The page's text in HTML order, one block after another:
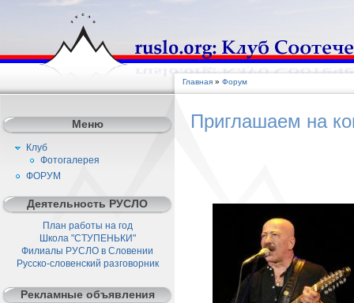
Главная » Форум
Приглашаем на
Меню
Клуб
Фотогалерея
ФОРУМ
Деятельность РУСЛО
План работы на год
Школа "СТУПЕНЬКИ"
Филиалы РУСЛО в Словении
Русско-словенский разговорник
Рекламные объявления